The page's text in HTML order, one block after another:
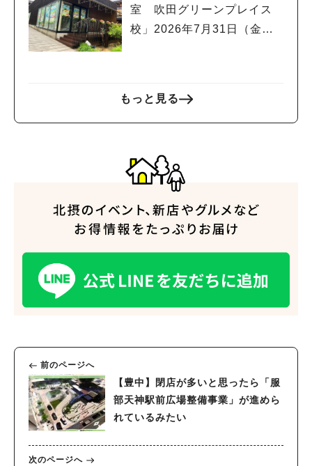
室 吹田グリーンプレイス
校」2026年7月31日（金）
もっと見る
前のページへ
【豊中】閉店が多いと思ったら「服
部天神駅前広場整備事業」が進めら
れているみたい
次のページへ